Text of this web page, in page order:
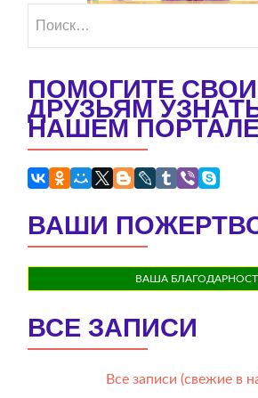
ПОМОГИТЕ
ДРУЗЬЯМ
НАШЕМ
ВАШИ
ВАША
ВСЕ ЗАПИСИ
Все записи (свежие в